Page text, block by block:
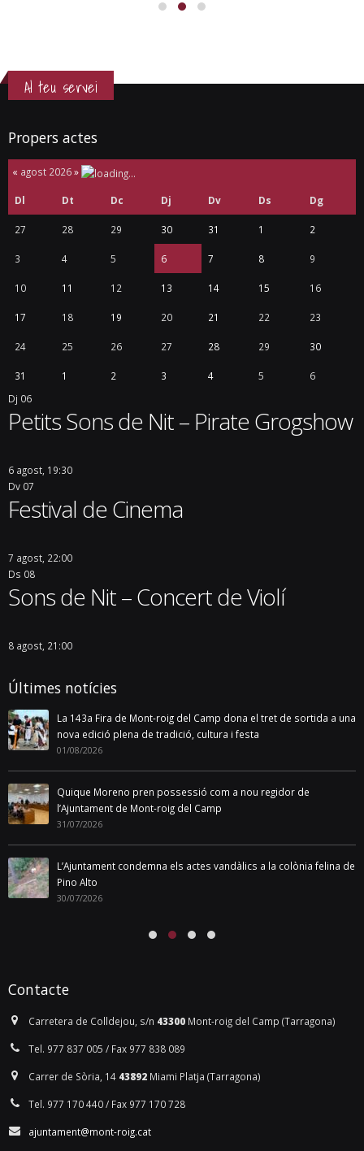
Al teu servei
Propers actes
« agost 2026»
Dl Dt Dc Dj Dv Ds Dg
27 28 29 30 31 1 2
3 4 5 6 7 8 9
10 11 12 13 14 15 16
17 18 19 20 21 22 23
24 25 26 27 28 29 30
31 1 2 3 4 5
6
Dj 06
Petits Sons de Nit – Pirate Grogshow
6 agost, 19:30
Dv 07
Festival de Cinema
7 agost, 22:00
Ds 08
Sons de Nit – Concert de Violí
8 agost, 21:00
Últimes notícies
La 143a Fira de Mont-roig del Camp dona el tret de sortida a una
nova edició plena de tradició, cultura i festa
01/08/2026
Quique Moreno pren possessió com a nou regidor de
l’Ajuntament de Mont-roig del Camp
31/07/2026
L’Ajuntament condemna els actes vandàlics a la colònia felina de
Pino Alto
30/07/2026
Contacte
Carretera de Colldejou, s/n 43300 Mont-roig del Camp (Tarragona)
Tel. 977 837 005 / Fax 977 838 089
Carrer de Sòria, 14 43892 Miami Platja (Tarragona)
Tel. 977 170 440 / Fax 977 170 728
ajuntament@mont-roig.cat